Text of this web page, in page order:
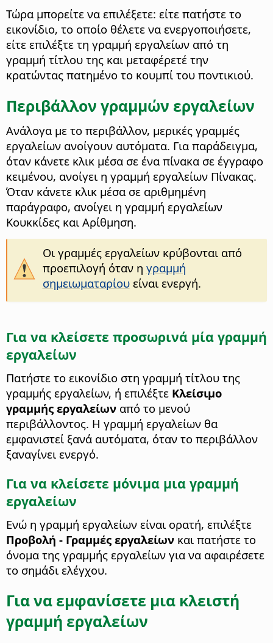
Τώρα μπορείτε να επιλέξετε: είτε πατήστε το
εικονίδιο, το οποίο θέλετε να ενεργοποιήσετε,
είτε επιλέξτε τη γραμμή εργαλείων από τη
γραμμή τίτλου της και μεταφέρετέ την
κρατώντας πατημένο το κουμπί του ποντικιού.
Περιβάλλον γραμμών εργαλείων
Ανάλογα με το περιβάλλον, μερικές γραμμές
εργαλείων ανοίγουν αυτόματα. Για παράδειγμα,
όταν κάνετε κλικ μέσα σε ένα πίνακα σε έγγραφο
κειμένου, ανοίγει η γραμμή εργαλείων Πίνακας.
Όταν κάνετε κλικ μέσα σε αριθμημένη
παράγραφο, ανοίγει η γραμμή εργαλείων
Κουκκίδες και Αρίθμηση.
Οι γραμμές εργαλείων κρύβονται από
προεπιλογή όταν η γραμμή
σημειωματαρίουείναι ενεργή.
Για να κλείσετε προσωρινά μία γραμμή
εργαλείων
Πατήστε το εικονίδιο στη γραμμή τίτλου της
γραμμής εργαλείων, ή επιλέξτε Κλείσιμο
γραμμής εργαλείων από το μενού
περιβάλλοντος. Η γραμμή εργαλείων θα
εμφανιστεί ξανά αυτόματα, όταν το περιβάλλον
ξαναγίνει ενεργό.
Για να κλείσετε μόνιμα μια γραμμή
εργαλείων
Ενώ η γραμμή εργαλείων είναι ορατή, επιλέξτε
Προβολή - Γραμμές εργαλείων και πατήστε το
όνομα της γραμμής εργαλείων για να αφαιρέσετε
το σημάδι ελέγχου.
Για να εμφανίσετε μια κλειστή
γραμμή εργαλείων